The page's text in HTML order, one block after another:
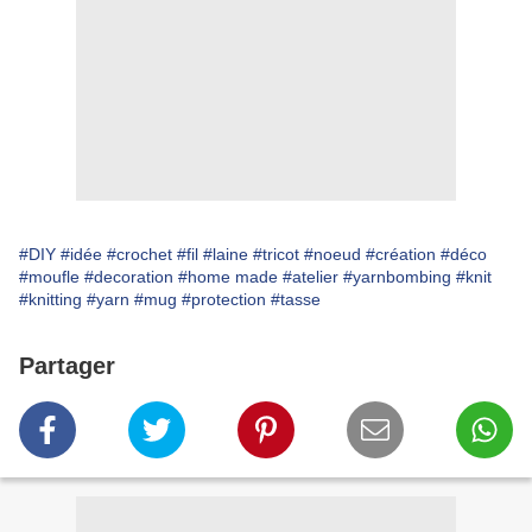
#DIY #idée #crochet #fil #laine #tricot #noeud #création #déco
#moufle #decoration #home made #atelier #yarnbombing #knit
#knitting #yarn #mug #protection #tasse
Partager